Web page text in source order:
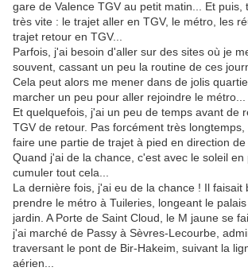
gare de Valence TGV au petit matin... Et puis,
très vite : le trajet aller en TGV, le métro, les
trajet retour en TGV...
Parfois, j'ai besoin d'aller sur des sites où je
souvent, cassant un peu la routine de ces
Cela peut alors me mener dans de jolis
marcher un peu pour aller rejoindre le métro...
Et quelquefois, j'ai un peu de temps avant de
TGV de retour. Pas forcément très
faire une partie de trajet à pied en direction de
Quand j'ai de la chance, c'est avec le soleil en
cumuler tout cela...
La dernière fois, j'ai eu de la chance ! Il faisait
prendre le métro à Tuileries, longeant le
jardin. A Porte de Saint Cloud, le M jaune se
j'ai marché de Passy à Sèvres-Lecourbe,
traversant le pont de Bir-Hakeim, suivant la
aérien...